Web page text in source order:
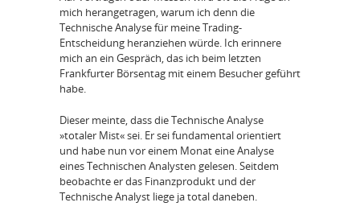
mich herangetragen, warum ich denn die
Technische Analyse für meine Trading-
Entscheidung heranziehen würde. Ich erinnere
mich an ein Gespräch, das ich beim letzten
Frankfurter Börsentag mit einem Besucher geführt
habe.
Dieser meinte, dass die Technische Analyse
»totaler Mist« sei. Er sei fundamental orientiert
und habe nun vor einem Monat eine Analyse
eines Technischen Analysten gelesen. Seitdem
beobachte er das Finanzprodukt und der
Technische Analyst liege ja total daneben.